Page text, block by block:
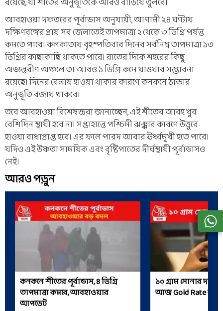
আবহাওয়া দফতরের পূর্বাভাস অনুযায়ী, আগামী ২৪ ঘণ্টায়
দক্ষিণবঙ্গের প্রায় সব জেলাতেই তাপমাত্রা ২ থেকে ৩ ডিগ্রি পর্যন্ত
কমতে পারে। কলকাতায় বৃহস্পতিবার দিনের সর্বনিম্ন তাপমাত্রা ১৩
ডিগ্রির কাছাকাছি থাকতে পারে। রাতের দিকে শহরের কিছু
অভ্যন্তরীণ অঞ্চলে তা আরও ১ ডিগ্রি কমে যাওয়ার সম্ভাবনা
রয়েছে। দিনের বেলায় হাওয়া থাকার কারণে কনকনে ঠান্ডার
অনুভূতি বজায় থাকবে।
তবে আবহাওয়া বিশেষজ্ঞরা জানাচ্ছেন, এই শীতের আবহ খুব
বেশিদিন স্থায়ী হবে না। সপ্তাহান্তে পশ্চিমী ঝঞ্ঝার কারণে উত্তুরে
হাওয়া বাধাপ্রাপ্ত হবে। এর ফলে পারদ আবার ঊর্ধ্বমুখী হতে পারে।
যদিও এই উষ্ণতা সাময়িক এবং বৃষ্টিপাতের দীর্ঘস্থায়ী পূর্বাভাসও
নেই।
আরও পড়ুন
কনকনে শীতের পূর্বাভাস, ৪ ডিগ্রি
তাপমাত্রা কমবে, আবহাওয়ার
আপডেট
১০ গ্রাম সোনার
আজ Gold Rate কত?